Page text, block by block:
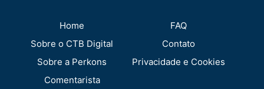
Home
Sobre o CTB Digital
Sobre a Perkons
Comentarista
FAQ
Contato
Privacidade e Cookies